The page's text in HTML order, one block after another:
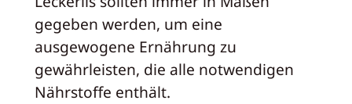
gegeben werden, um eine
ausgewogene Ernährung zu
gewährleisten, die alle notwendigen
Nährstoffe enthält.